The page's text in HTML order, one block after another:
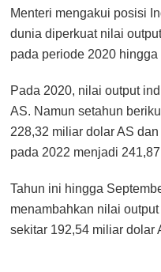
Menteri mengakui posisi
dunia diperkuat nilai
pada periode 2020
Pada 2020, nilai output
AS. Namun setahun
228,32 miliar dolar AS
pada 2022 menjadi
Tahun ini hingga
menambahkan nilai
sekitar 192,54 miliar dolar